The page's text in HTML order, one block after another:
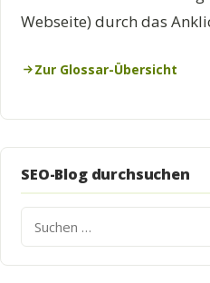
Webseite) durch das
Zur Glossar-Übersicht
SEO-Blog durchsuchen